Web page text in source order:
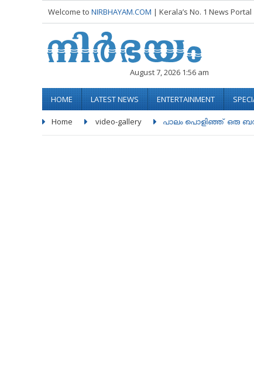
Welcome to NIRBHAYAM.COM | Kerala’s No. 1 News Portal
August 7, 2026 1:56 am
HOME LATEST NEWS ENTERTAINMENT
Home video-gallery പാലം പൊളിഞ്ഞ് ഒരു